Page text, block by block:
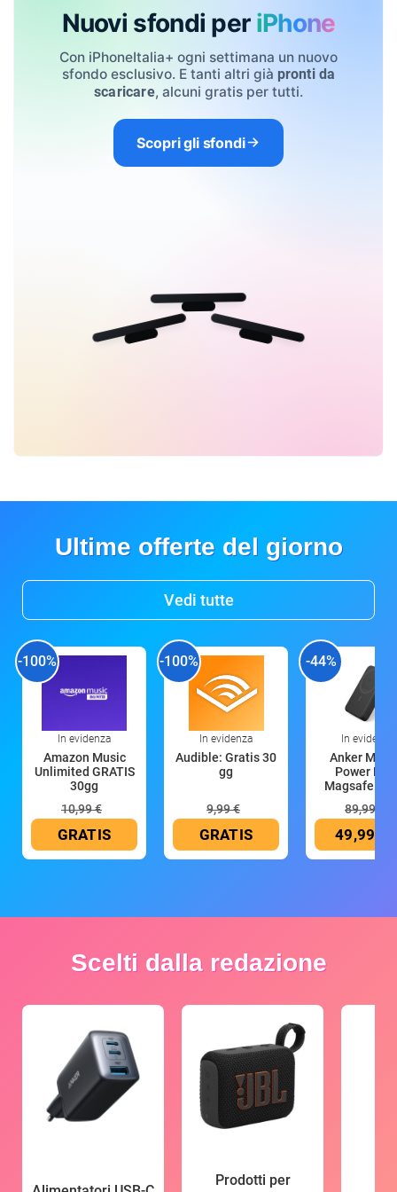
Nuovi sfondi per iPhone
Con iPhoneItalia+ ogni settimana un nuovo
sfondo esclusivo. E tanti altri già pronti da
scaricare, alcuni gratis per tutti.
Scopri gli sfondi
Ultime offerte del giorno
Vedi tutte
-100%
In evidenza
Amazon Music
Unlimited GRATIS
30gg
10,99 €
GRATIS
-100%
In evidenza
Audible: Gratis 30
gg
9,99 €
GRATIS
-44%
In evidenza
Anker
Power
Magsafe
89,99 €
49,99 €
Scelti dalla redazione
Prodotti per